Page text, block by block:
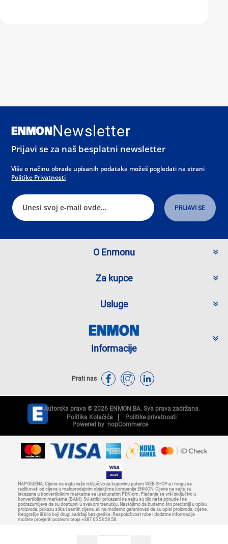
Newsletter
Prijavi se za naš besplatni newsletter
Više o načinu obrade upisanih podataka možeš pogledati na strani
Politike Privatnosti
O Enmonu
Za kupce
Usluge
Informacije
Prati nas
Autorska prava © 2026 ENMON.BA. Sva prava zadržana.
Politika Kolačića
Politike privatnosti
Powered by nopCommerce
NAPOMENA: Cijene na sajtu važe isključivo za kupovinu putem WEB SHOP-a i mogu se
razlikovati od cijena u maloprodajnim objektima kompanije ENMON. Cijene na sajtu su
iskazane u konvertibilnim markama sa uračunatim PDV-om. Plaćanje se vrši isključivo u
konvertibilnim markama (BAM). Svi artikli prikazani na sajtu su dio naše ponude i ne
podrazumijeva da su dostupni u svakom trenutku. Nastojimo da budemo što precizniji u opisu
proizvoda, prikazu slika i samih cijena, ali ne možemo garantovati da su opisi proizvoda, cijene,
fotografije ili bilo koji drugi sadržaji bez greške. Raspoloživost robe i dodatne informacije
možete provjeriti pozivom broja +387 65 58 58 58.